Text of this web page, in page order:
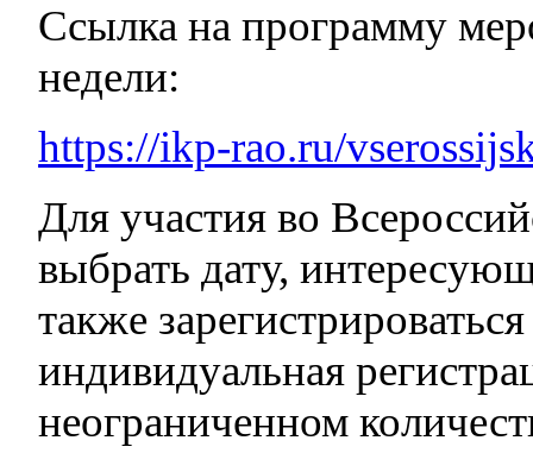
Ссылка на программу
недели:
https://ikp-rao.ru/
Для участия во
выбрать дату,
также
индивидуальная
неограниченном